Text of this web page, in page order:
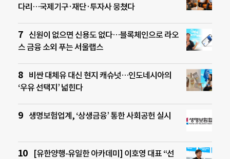
다리…국제기구·재단·투자사 뭉쳤다
신원이 없으면 신용도 없다…블록체인으로 라오
스 금융 소외 푸는 서울랩스
비싼 대체유 대신 현지 캐슈넛…인도네시아의
‘우유 선택지’ 넓힌다
생명보험업계, ‘상생금융’ 통한 사회공헌 실시
[유한양행-유일한 아카데미] 이호영 대표 “선